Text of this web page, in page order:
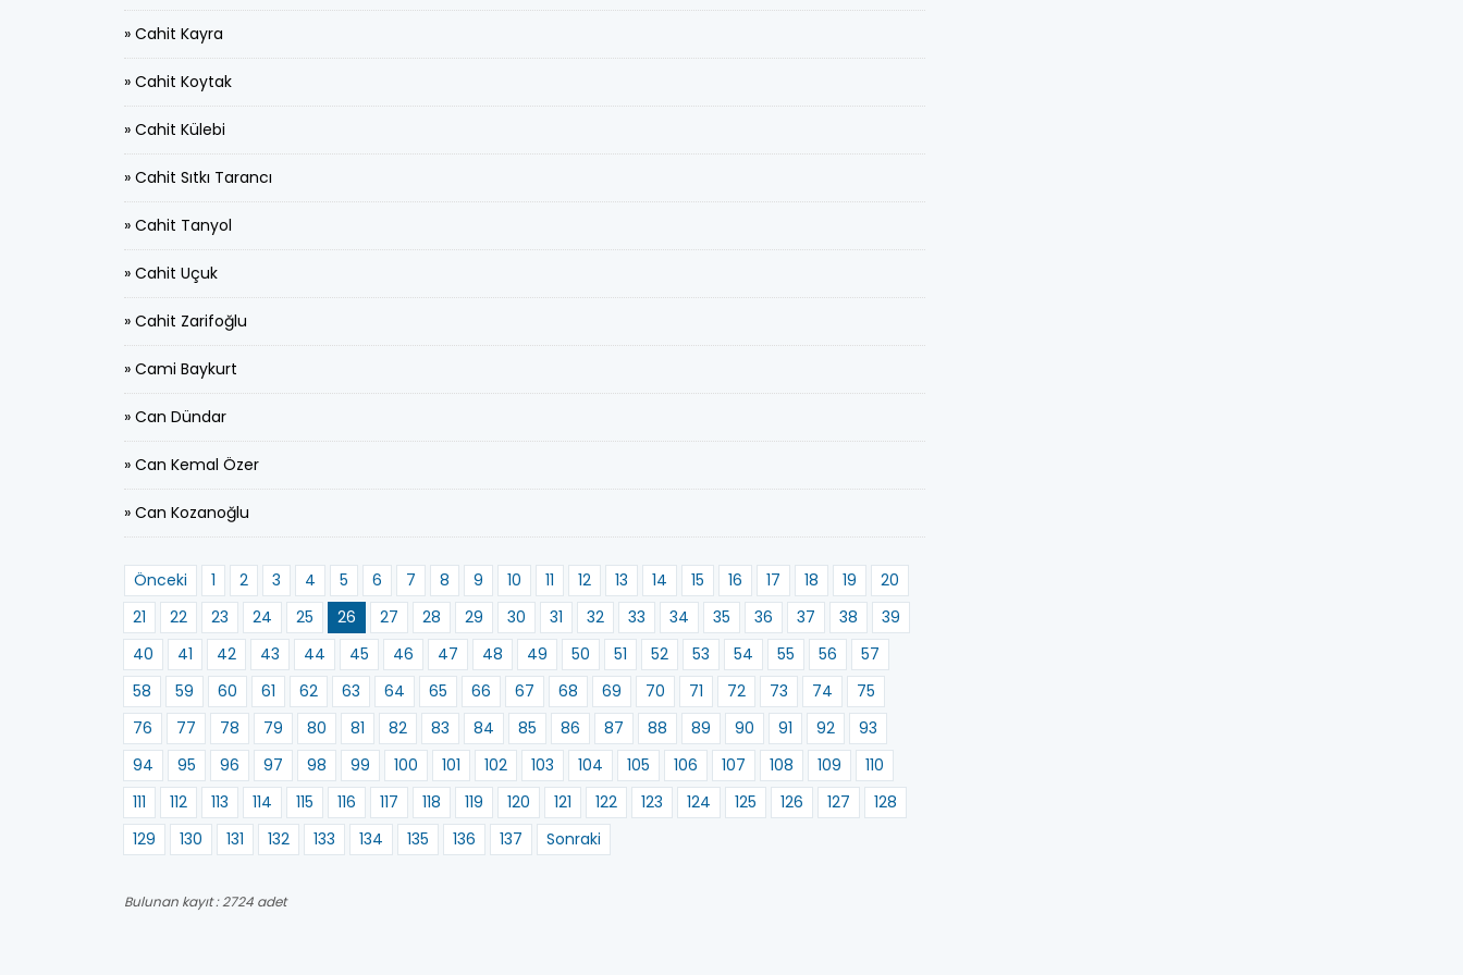
» Cahit Kayra
» Cahit Koytak
» Cahit Külebi
» Cahit Sıtkı Tarancı
» Cahit Tanyol
» Cahit Uçuk
» Cahit Zarifoğlu
» Cami Baykurt
» Can Dündar
» Can Kemal Özer
» Can Kozanoğlu
Önceki 1 2 3 4 5 6 7 8 9 10 11 12 13 14 15 16 17 18 19
20
21
22 23 24 25 26 27 28 29 30 31 32 33 34 35 36 37 38
39
40
41 42 43 44 45 46 47 48 49 50 51 52 53 54 55 56
57
58
59 60 61 62 63 64 65 66 67 68 69 70 71 72 73 74
75
76
77 78 79 80 81 82 83 84 85 86 87 88 89 90 91 92
93
94
95 96 97 98 99 100 101 102 103 104 105 106 107 108 109
110
111
112 113 114 115 116 117 118 119 120 121 122 123 124 125 126 127
128
129
130 131 132 133 134 135 136 137 Sonraki
Bulunan kayıt : 2724 adet